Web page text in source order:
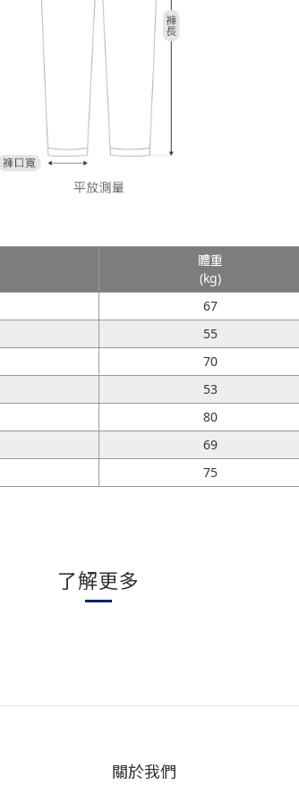
體重
(kg)
67
55
70
53
80
69
75
了解更多
關於我們